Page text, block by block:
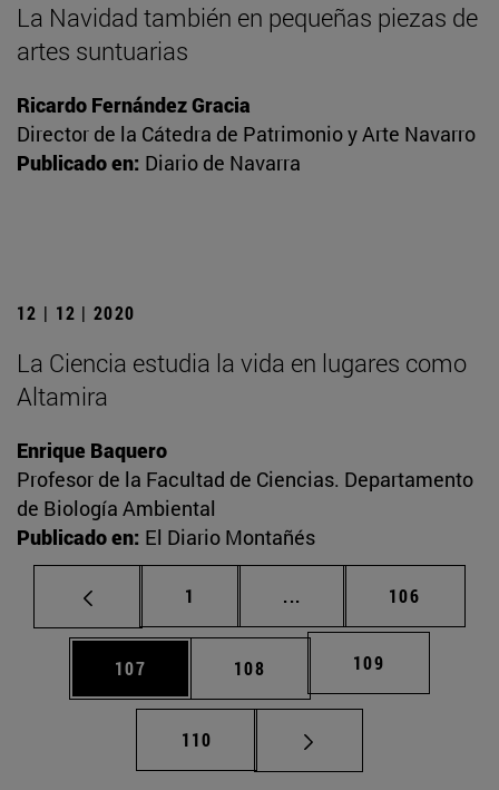
La Navidad también en pequeñas piezas de
artes suntuarias
Ricardo Fernández Gracia
Director de la Cátedra de Patrimonio y Arte Navarro
Publicado en: Diario de Navarra
12 | 12 | 2020
La Ciencia estudia la vida en lugares como
Altamira
Enrique Baquero
Profesor de la Facultad de Ciencias. Departamento
de Biología Ambiental
Publicado en: El Diario Montañés
Página
1 ... Páginas intermedias
Página
106
Página
107 Página
108 Página
109
Página
110